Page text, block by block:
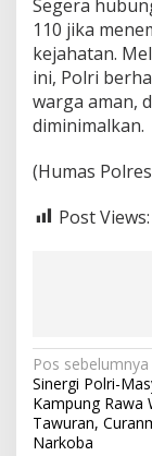
Segera
110 jika
kejahatan.
ini, Polri
warga aman,
diminimalkan.
(Humas
Post Views:
N
a
v
Pos sebelumnya
Sinergi Polri-
Kampung Rawa
Tawuran,
Narkoba